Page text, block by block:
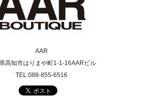
AAR
高知市はりまや町1-1-16AARビル
TEL:088-855-6516